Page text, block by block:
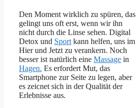
Den Moment wirklich zu spüren, das
gelingt uns oft erst, wenn wir ihn
nicht durch die Linse sehen. Digital
Detox und Sportkann helfen, uns im
Hier und Jetzt zu verankern. Noch
besser ist natürlich eine Massage in
Hagen. Es erfordert Mut, das
Smartphone zur Seite zu legen, aber
es zeicnet sich in der Qualität der
Erlebnisse aus.